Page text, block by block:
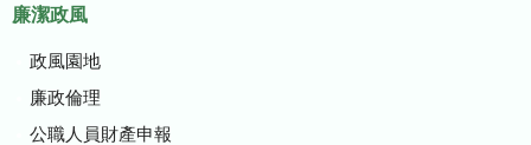
廉潔政風
政風園地
廉政倫理
公職人員財產申報